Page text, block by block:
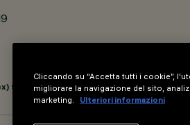
95
Cliccando su “Accetta tutti i cookie”,
migliorare la navigazione del sito,
marketing.
Ulteriori informazioni